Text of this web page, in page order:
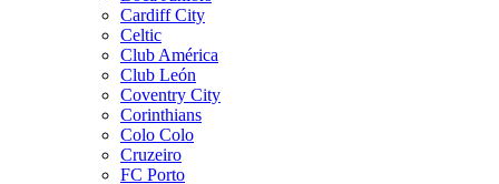
Cardiff City
Celtic
Club América
Club León
Coventry City
Corinthians
Colo Colo
Cruzeiro
FC Porto